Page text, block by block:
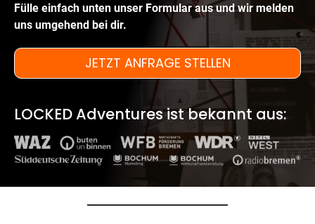
Fülle einfach unten unser Formular aus und wir melden
uns umgehend bei dir.
JETZT ANFRAGE STELLEN
LOCKED Adventures ist bekannt aus: